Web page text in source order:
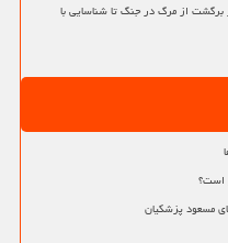
از مرگ در جنگ تا شناسایی با
است؟